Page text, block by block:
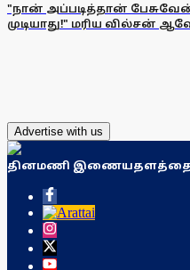
"நான் அப்படித்தான்
முடியாது!" மரிய வில்சன்
Advertise with us
தினமணி இணையதளத்தை